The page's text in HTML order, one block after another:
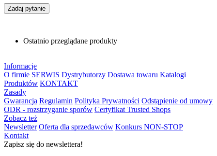
Zadaj pytanie
Ostatnio przeglądane produkty
Informacje
O firmie SERWIS Dystrybutorzy Dostawa towaru Katalogi
Produktów KONTAKT
Zasady
Gwarancja Regulamin Polityka Prywatności Odstąpienie od umowy
ODR - rozstrzyganie sporów Certyfikat Trusted Shops
Zobacz też
Newsletter Oferta dla sprzedawców Konkurs NON-STOP
Kontakt
Zapisz się do newslettera!